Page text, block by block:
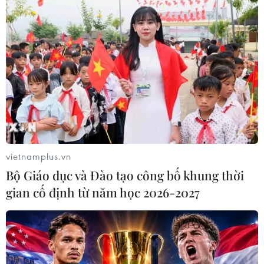
Trung Quốc thử nghiệm tuyến tàu
cao tốc xuyên vùng đất đóng băng
vĩnh cửu
06/08/2026 12:35
Trung Quốc vận hành giàn phát điện
gió nổi đầu tiên chịu được bão cấp 17
06/08/2026 11:20
Hàn Quốc xác nhận Triều Tiên
phóng ít nhất 1 tên lửa đạn đạo tầm
ngắn
06/08/2026 09:41
vietnamplus.vn
Bộ Giáo dục và Đào tạo công bố khung thời
gian cố định từ năm học 2026-2027